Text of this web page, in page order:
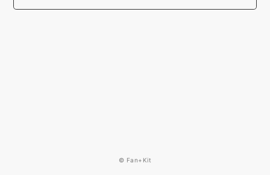
© Fan+Kit